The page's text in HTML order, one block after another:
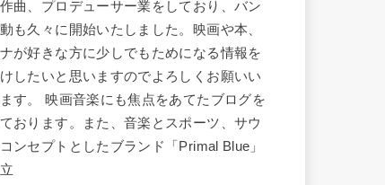
曲、プロデューサー業をしており、バン
動も久々に開始いたしました。映画や本、
が好きな方に少しでもためになる情報を
したいと思いますのでよろしくお願いい
す。 映画音楽にも焦点をあてたブログを
おります。また、音楽とスポーツ、サウ
ンセプトとしたブランド「Primal Blue」